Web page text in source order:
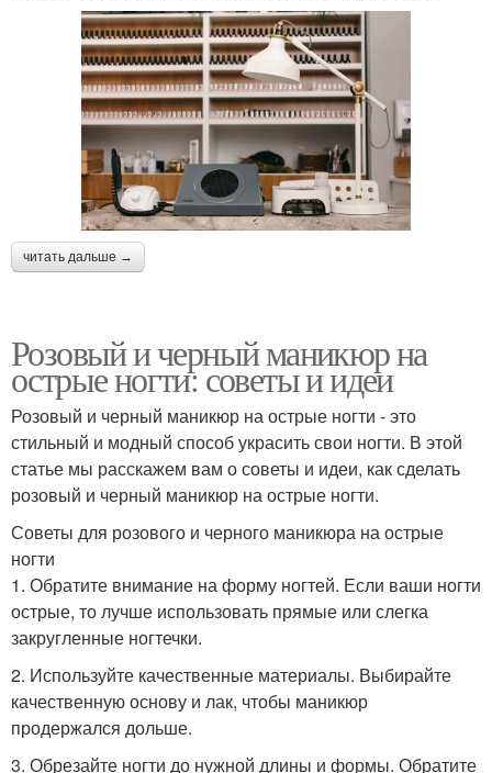
читать дальше →
Розовый и черный маникюр на
острые ногти: советы и идеи
Розовый и черный маникюр на острые ногти - это
стильный и модный способ украсить свои ногти. В этой
статье мы расскажем вам о советы и идеи, как сделать
розовый и черный маникюр на острые ногти.
Советы для розового и черного маникюра на острые
ногти
1. Обратите внимание на форму ногтей. Если ваши ногти
острые, то лучше использовать прямые или слегка
закругленные ногтечки.
2. Используйте качественные материалы. Выбирайте
качественную основу и лак, чтобы маникюр
продержался дольше.
3. Обрезайте ногти до нужной длины и формы. Обратите